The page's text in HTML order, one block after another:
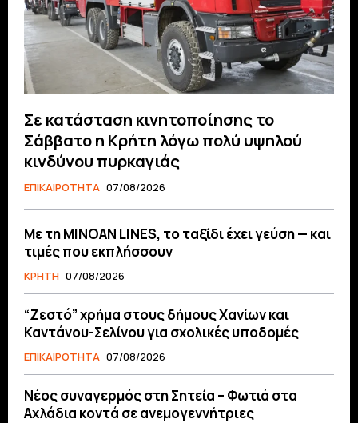
Σε κατάσταση κινητοποίησης το
Σάββατο η Κρήτη λόγω πολύ υψηλού
κινδύνου πυρκαγιάς
ΕΠΙΚΑΙΡΟΤΗΤΑ 07/08/2026
Με τη MINOAN LINES, το ταξίδι έχει γεύση — και
τιμές που εκπλήσσουν
ΚΡΗΤΗ 07/08/2026
“Ζεστό” χρήμα στους δήμους Χανίων και
Καντάνου-Σελίνου για σχολικές υποδομές
ΕΠΙΚΑΙΡΟΤΗΤΑ 07/08/2026
Νέος συναγερμός στη Σητεία – Φωτιά στα
Αχλάδια κοντά σε ανεμογεννήτριες